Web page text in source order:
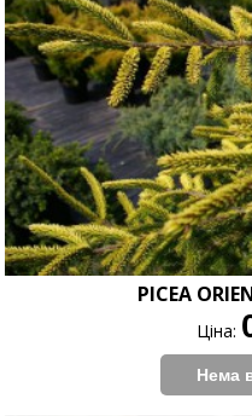
PICEA
Ціна: